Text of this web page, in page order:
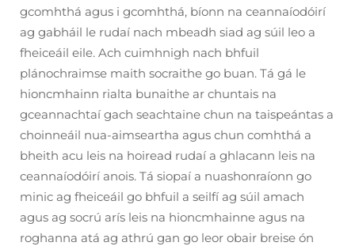
gcomhthá agus i gcomhthá, bíonn na ceannaíodóirí
ag gabháil le rudaí nach mbeadh siad ag súil leo a
fheiceáil eile. Ach cuimhnigh nach bhfuil
plánochraimse maith socraithe go buan. Tá gá le
hioncmhainn rialta bunaithe ar chuntais na
gceannachtaí gach seachtaine chun na taispeántas a
choinneáil nua-aimseartha agus chun comhthá a
bheith acu leis na hoiread rudaí a ghlacann leis na
ceannaíodóirí anois. Tá siopaí a nuashonraíonn go
minic ag fheiceáil go bhfuil a seilfí ag súil amach
agus ag socrú arís leis na hioncmhainne agus na
roghanna atá ag athrú gan go leor obair breise ón